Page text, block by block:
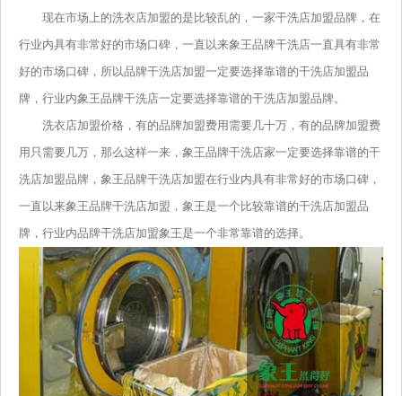
现在市场上的洗衣店加盟的是比较乱的，一家干洗店加盟品牌，在
行业内具有非常好的市场口碑，一直以来象王品牌干洗店一直具有非常
好的市场口碑，所以品牌干洗店加盟一定要选择靠谱的干洗店加盟品
牌，行业内象王品牌干洗店一定要选择靠谱的干洗店加盟品牌。
洗衣店加盟价格，有的品牌加盟费用需要几十万，有的品牌加盟费
用只需要几万，那么这样一来，象王品牌干洗店家一定要选择靠谱的干
洗店加盟品牌，象王品牌干洗店加盟在行业内具有非常好的市场口碑，
一直以来象王品牌干洗店加盟，象王是一个比较靠谱的干洗店加盟品
牌，行业内品牌干洗店加盟象王是一个非常靠谱的选择。